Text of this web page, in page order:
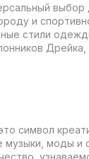
и
стили
Дрейка,
символ
моды и